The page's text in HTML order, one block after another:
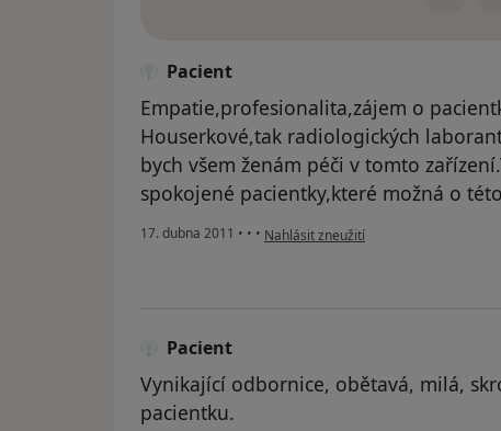
Pacient
Empatie,profesionalita,zájem o
Houserkové,tak radiologických
bych všem ženám péči v tomto
spokojené pacientky,které možná o
17. dubna 2011 • • • podle názoru uživatele Pacient
Nahlásit zneužití
Pacient
Vynikající odbornice, obětavá, milá,
pacientku.